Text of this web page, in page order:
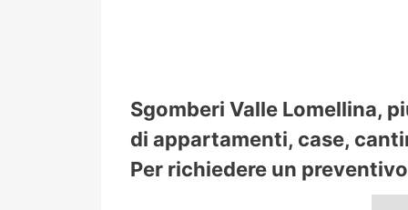
Sgomberi Valle Lomellina,
di appartamenti, case,
Per richiedere un